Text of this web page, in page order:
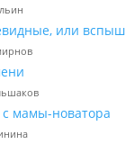
или
мамы-новатора